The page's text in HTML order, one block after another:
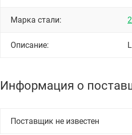
Марка стали:
Описание:
Информация о
Поставщик не известен